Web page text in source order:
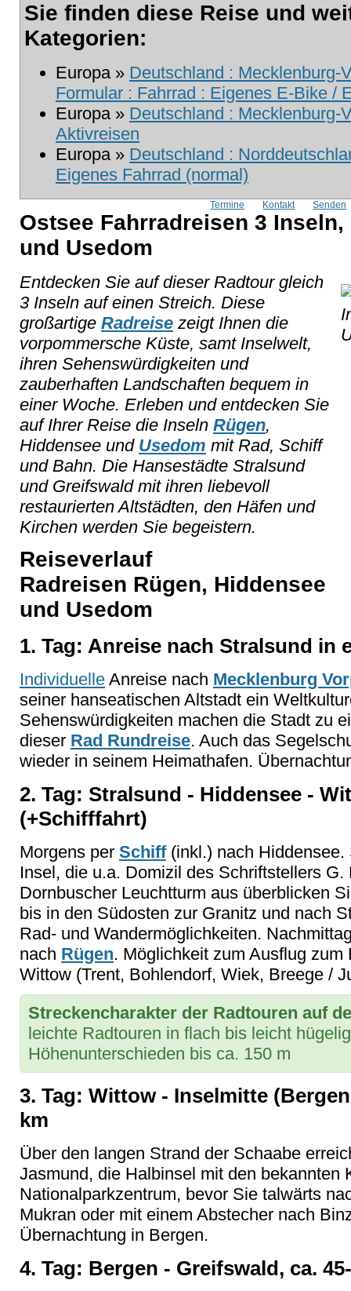
Sie finden diese Reise und
Kategorien:
Europa » Deutschland : Mecklenburg-
Formular : Fahrrad : Eigenes E-Bike /
Europa » Deutschland : Mecklenburg-
Aktivreisen
Europa » Deutschland :
Eigenes Fahrrad (normal)
Termine Kontakt Senden
Ostsee Fahrradreisen 3 Inseln,
und Usedom
Entdecken Sie auf dieser Radtour gleich
3 Inseln auf einen Streich. Diese
großartige Radreise zeigt Ihnen die
vorpommersche Küste, samt Inselwelt,
ihren Sehenswürdigkeiten und
zauberhaften Landschaften bequem in
einer Woche. Erleben und entdecken Sie
auf Ihrer Reise die Inseln Rügen,
Hiddensee und Usedom mit Rad, Schiff
und Bahn. Die Hansestädte Stralsund
und Greifswald mit ihren liebevoll
restaurierten Altstädten, den Häfen und
Kirchen werden Sie begeistern.
Reiseverlauf
Radreisen Rügen, Hiddensee
und Usedom
1. Tag: Anreise nach Stralsund in
Individuelle Anreise nach Mecklenburg
seiner hanseatischen Altstadt ein
Sehenswürdigkeiten machen die Stadt zu
dieser Rad Rundreise. Auch das
wieder in seinem Heimathafen.
2. Tag: Stralsund - Hiddensee -
(+Schifffahrt)
Morgens per Schiff(inkl.) nach Hiddensee.
Insel, die u.a. Domizil des Schriftstellers G.
Dornbuscher Leuchtturm aus überblicken
bis in den Südosten zur Granitz und nach
Rad- und Wandermöglichkeiten.
nach Rügen. Möglichkeit zum Ausflug
Wittow (Trent, Bohlendorf, Wiek, Breege /
Streckencharakter der Radtouren auf
leichte Radtouren in flach bis leicht
Höhenunterschieden bis ca. 150 m
3. Tag: Wittow - Inselmitte
km
Über den langen Strand der Schaabe
Jasmund, die Halbinsel mit den bekannten
Nationalparkzentrum, bevor Sie talwärts
Mukran oder mit einem Abstecher nach
Übernachtung in Bergen.
4. Tag: Bergen - Greifswald, ca.